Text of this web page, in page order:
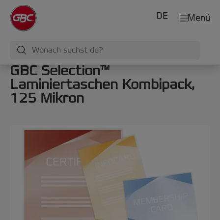
Menü
DE
GBC Selection™
Laminiertaschen Kombipack,
125 Mikron